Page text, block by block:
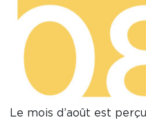
Le mois d’août est